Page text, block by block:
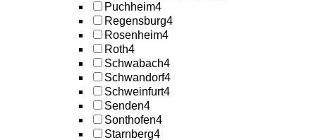
Puchheim4
Regensburg4
Rosenheim4
Roth4
Schwabach4
Schwandorf4
Schweinfurt4
Senden4
Sonthofen4
Starnberg4